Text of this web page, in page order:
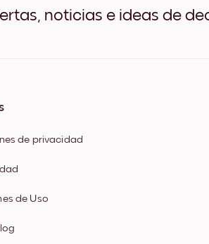
noticias e ideas de
de privacidad
de Uso